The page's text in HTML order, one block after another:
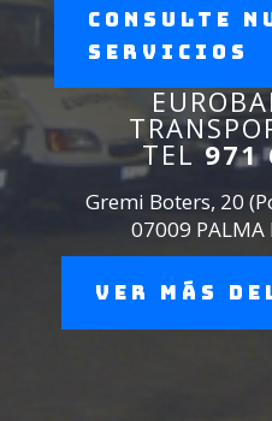
Consulte
servicios
TEL971
Gremi Boters, 20
07009 PALMA
Ver más